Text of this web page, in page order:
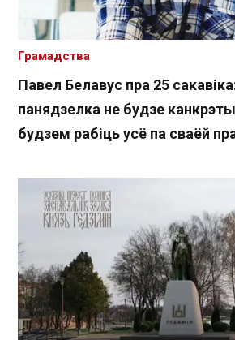
Павел Белавус пра 25
панядзелка не будзе
будзем рабіць усё па сваёй
Грамадства